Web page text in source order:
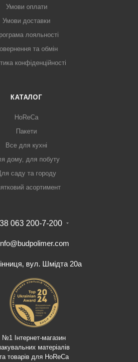
Умови оплати
Умови доставки
лояльності
та обмін
конфіденційності
КАТАЛОГ
HoReCa
Пакети
Все для кухні
дому, для побуту
саду та городу
асортимент
063 200-7-200
вул. Шмідта 20а
№1 Інтернет-магазин
матеріалів
товарів для HoReCa